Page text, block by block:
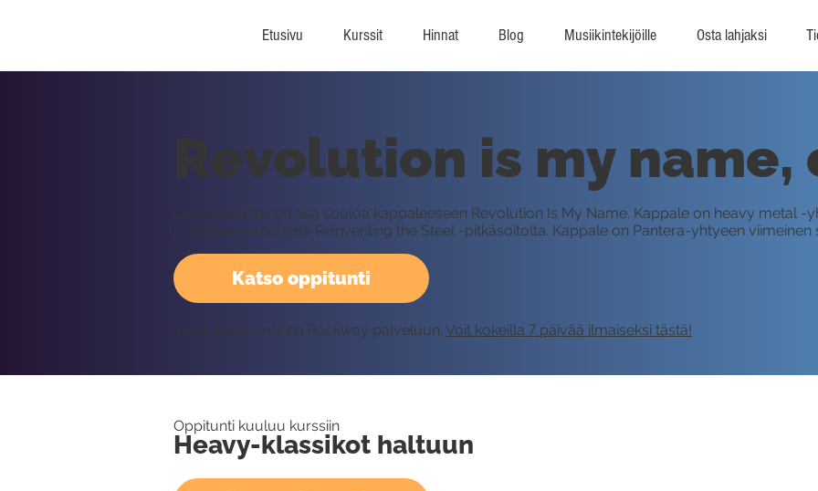
Etusivu Kurssit Hinnat Blog Musiikintekijöille Osta lahjaksi
Katso oppitunti
Revolution is my name,
Opetellaan toinen osa sooloa kappaleeseen Revolution Is My Name. Kappale on heavy metal
julkaistun viimeiseltä Reinventing the Steel -pitkäsoitolta. Kappale on Pantera-yhtyeen
Vaatii kirjautumisen Rockway palveluun. Voit kokeilla 7 päivää ilmaiseksi tästä!
Oppitunti kuuluu kurssiin
Heavy-klassikot haltuun